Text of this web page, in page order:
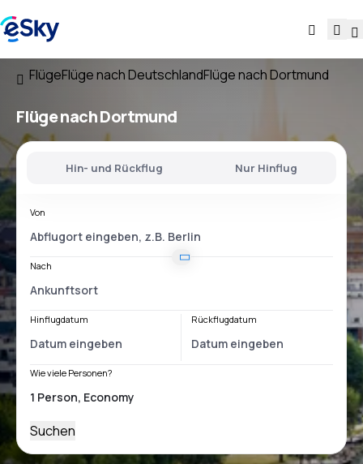
FlügeFlüge nach DeutschlandFlüge nach Dortmund
Flüge nach Dortmund
Hin- und Rückflug Nur Hinflug
Von
Nach
Hinflugdatum Rückflugdatum
Wie viele Personen?
Suchen